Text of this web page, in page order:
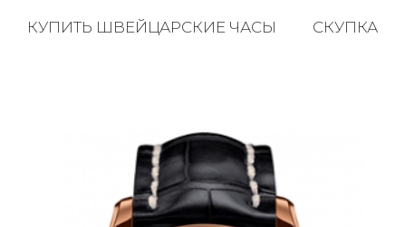
КУПИТЬ ШВЕЙЦАРСКИЕ ЧАСЫ СКУПКА